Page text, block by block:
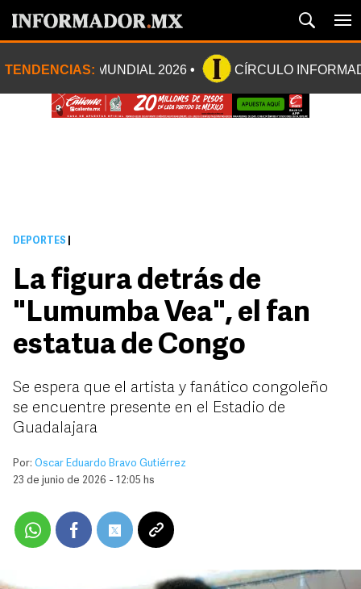
TENDENCIAS: MUNDIAL 2026 CÍRCULO
DEPORTES
La figura detrás de
"Lumumba Vea", el fan
estatua de Congo
Se espera que el artista y fanático congoleño
se encuentre presente en el Estadio de
Guadalajara
Por: Oscar Eduardo Bravo Gutiérrez
23 de junio de 2026 - 12:05 hs